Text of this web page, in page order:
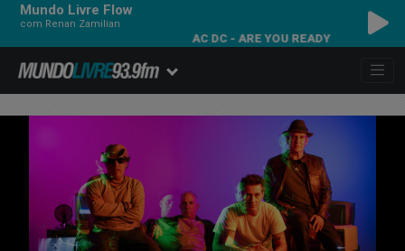
Mundo Livre Flow
com Renan Zamilian
AC DC - ARE YOU READY